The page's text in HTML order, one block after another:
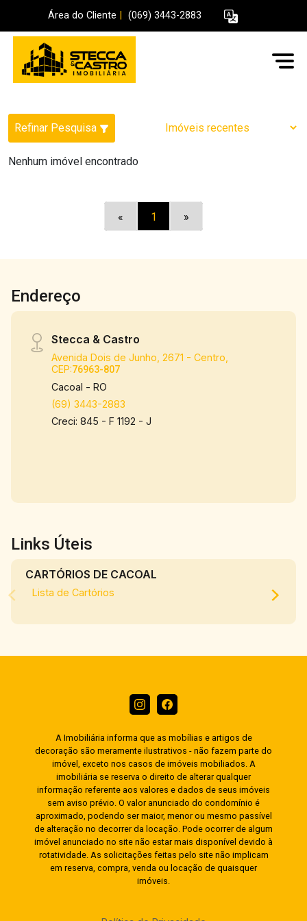
Área do Cliente (069) 3443-2883
Refinar Pesquisa
Nenhum imóvel encontrado
« 1 »
Endereço
Stecca & Castro
Avenida Dois de Junho, 2671 - Centro,
CEP:76963-807
Cacoal - RO
(69) 3443-2883
Creci: 845 - F 1192 - J
Links Úteis
CARTÓRIOS DE CACOAL
Lista de Cartórios
A Imobiliária informa que as mobílias e artigos de
decoração são meramente ilustrativos - não fazem parte do
imóvel, exceto nos casos de imóveis mobiliados. A
imobiliária se reserva o direito de alterar qualquer
informação referente aos valores e dados de seus imóveis
sem aviso prévio. O valor anunciado do condomínio é
aproximado, podendo ser maior, menor ou mesmo passível
de alteração no decorrer da locação. Pode ocorrer de algum
imóvel anunciado no site não estar mais disponível devido à
rotatividade. As solicitações feitas pelo site não implicam
em reserva, compra, venda ou locação de quaisquer
imóveis.